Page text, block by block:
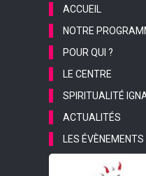
ACCUEIL
NOTRE
POUR QUI ?
LE CENTRE
SPIRITUALITÉ
ACTUALITÉS
LES ÉVÈNEMENTS